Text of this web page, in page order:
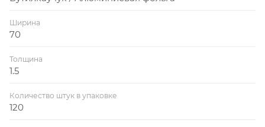
Ширина
70
Толщина
1.5
Количество штук в упаковке
120